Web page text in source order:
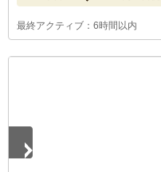
最終アクティブ：6時間以内